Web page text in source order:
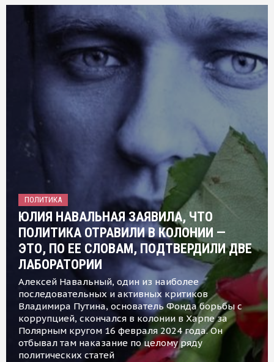
ПОЛИТИКА
ЮЛИЯ НАВАЛЬНАЯ ЗАЯВИЛА, ЧТО
ПОЛИТИКА ОТРАВИЛИ В КОЛОНИИ —
ЭТО, ПО ЕЕ СЛОВАМ, ПОДТВЕРДИЛИ ДВЕ
ЛАБОРАТОРИИ
Алексей Навальный, один из наиболее
последовательных и активных критиков
Владимира Путина, основатель Фонда борьбы с
коррупцией, скончался в колонии в Харпе за
Полярным кругом 16 февраля 2024 года. Он
отбывал там наказание по целому ряду
политических статей